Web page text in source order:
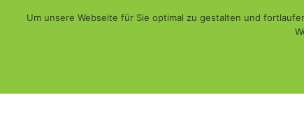
Um unsere Webseite für Sie optimal zu gestalten und